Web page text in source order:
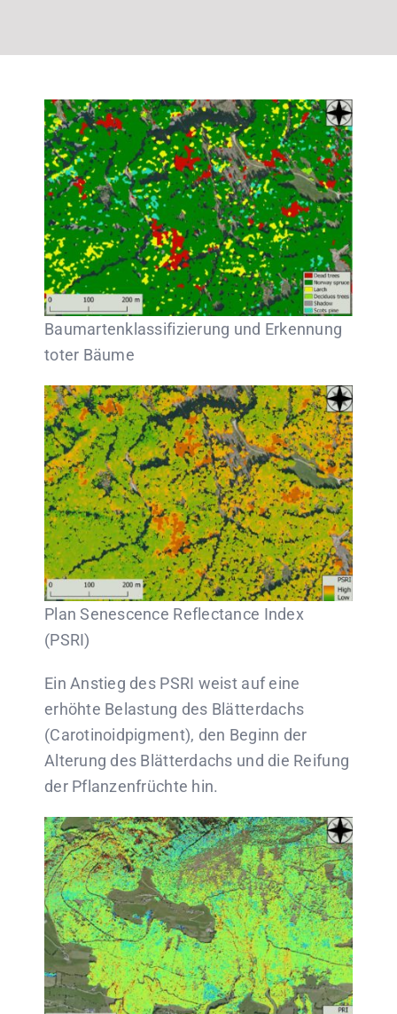
Baumartenklassifizierung und Erkennung
toter Bäume
Plan Senescence Reflectance Index
(PSRI)
Ein Anstieg des PSRI weist auf eine
erhöhte Belastung des Blätterdachs
(Carotinoidpigment), den Beginn der
Alterung des Blätterdachs und die Reifung
der Pflanzenfrüchte hin.